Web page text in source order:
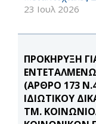
23 Ιουλ 2026
ΠΡΟΚΗΡΥΞΗ
(ΑΡΘΡΟ 173
ΙΔΙΩΤΙΚΟΥ
ΤΜ.